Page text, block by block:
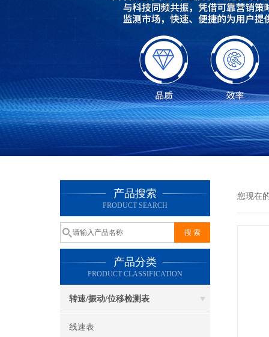
产品搜索
PRODUCT SEARCH
产品分类
PRODUCT CLASSIFICATION
转速/振动/位移检测表
线速表
您现在